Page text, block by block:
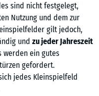
sind nicht festgelegt,
Nutzung und dem zur
gilt jedoch,
und zu jeder Jahreszeit
werden ein gutes
gefordert.
jedes Kleinspielfeld